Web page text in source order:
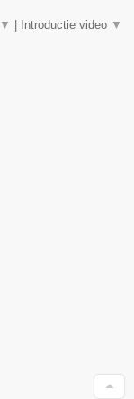
▼ Introductie video ▼